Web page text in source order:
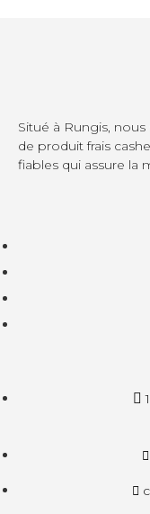
Situé à Rungis,
de produit frais
fiables qui assure la